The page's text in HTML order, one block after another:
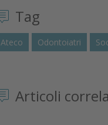
Tag
Ateco Odontoiatri
Articoli